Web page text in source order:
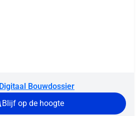
Digitaal Bouwdossier
Blijf op de hoogte